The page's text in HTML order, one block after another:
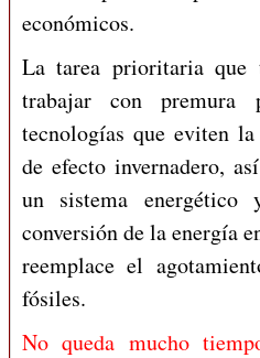
económicos.
La tarea prioritaria que
trabajar con premura
tecnologías que eviten
de efecto invernadero,
un sistema
conversión de la energía
reemplace el
fósiles.
No queda mucho